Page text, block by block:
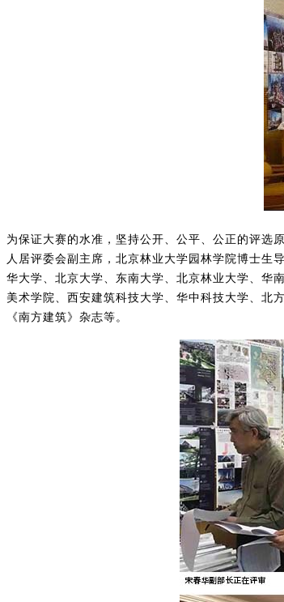
为保证大赛的水准，坚持公开、公平、公正的评选
人居评委会副主席，北京林业大学园林学院博士生
华大学、北京大学、东南大学、北京林业大学、华
美术学院、西安建筑科技大学、华中科技大学、北
《南方建筑》杂志等。